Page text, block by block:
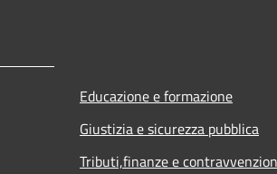
Educazione e formazione
Giustizia e sicurezza pubblica
Tributi,finanze e